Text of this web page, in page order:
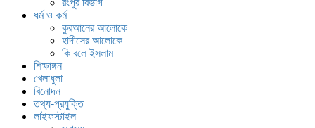
রংপুর বিভাগ
ধর্ম ও কর্ম
কুরআনের আলোকে
হাদীসের আলোকে
কি বলে ইসলাম
শিক্ষাঙ্গন
খেলাধুলা
বিনোদন
তথ্য-প্রযুক্তি
লাইফস্টাইল